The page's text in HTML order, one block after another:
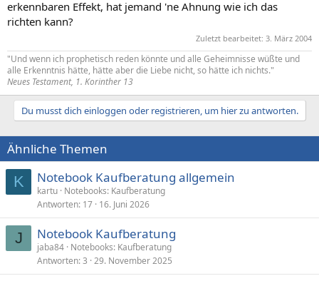
erkennbaren Effekt, hat jemand 'ne Ahnung wie ich das
richten kann?
Zuletzt bearbeitet: 3. März 2004
"Und wenn ich prophetisch reden könnte und alle Geheimnisse wüßte und
alle Erkenntnis hätte, hätte aber die Liebe nicht, so hätte ich nichts."
Neues Testament, 1. Korinther 13
Du musst dich einloggen oder registrieren, um hier zu antworten.
Ähnliche Themen
K Notebook Kaufberatung allgemein
kartu Notebooks: Kaufberatung
Antworten 17 16. Juni 2026
J Notebook Kaufberatung
jaba84 Notebooks: Kaufberatung
Antworten 3 29. November 2025